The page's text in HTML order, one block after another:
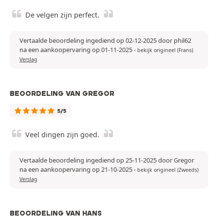
De velgen zijn perfect.
Vertaalde beoordeling ingediend op 02-12-2025 door phil62
na een aankoopervaring op 01-11-2025- bekijk origineel (Frans)
Verslag
BEOORDELING VAN GREGOR
5/5
Veel dingen zijn goed.
Vertaalde beoordeling ingediend op 25-11-2025 door Gregor
na een aankoopervaring op 21-10-2025- bekijk origineel (Zweeds)
Verslag
BEOORDELING VAN HANS